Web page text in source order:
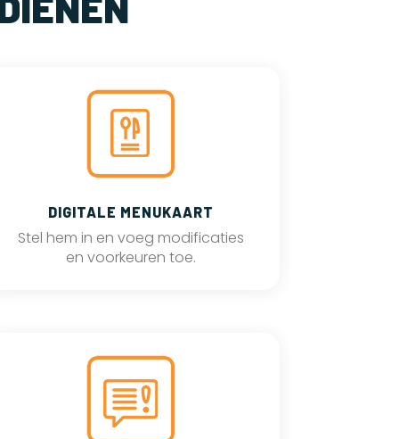
DIGITALE MENUKAART
Stel hem in en voeg modificaties
en voorkeuren toe.